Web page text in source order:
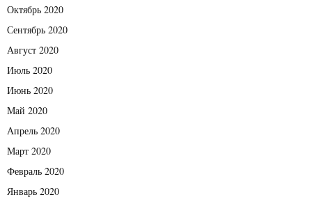
Октябрь 2020
Сентябрь 2020
Август 2020
Июль 2020
Июнь 2020
Май 2020
Апрель 2020
Март 2020
Февраль 2020
Январь 2020